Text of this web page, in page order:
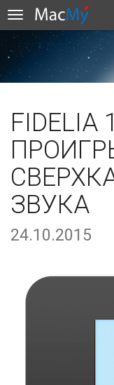
FIDELIA
ЗВУКА
24.10.2015